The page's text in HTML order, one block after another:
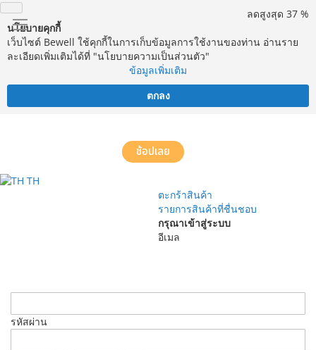
นโยบายคุกกี้
เว็บไซต์ Bewell ใช้คุกกี้ในการเก็บข้อมูลการใช้งานของท่าน อ่านราย
ละเอียดเพิ่มเติมได้ที่ "นโยบายความเป็นส่วนตัว"
ข้อมูลเพิ่มเติม
ตกลง
ช้อปเลย
TH
ตะกร้าสินค้า
รายการสินค้าที่ชื่นชอบ
กรุณาเข้าสู่ระบบ
อีเมล
รหัสผ่าน
ลดสูงสุด 37 %